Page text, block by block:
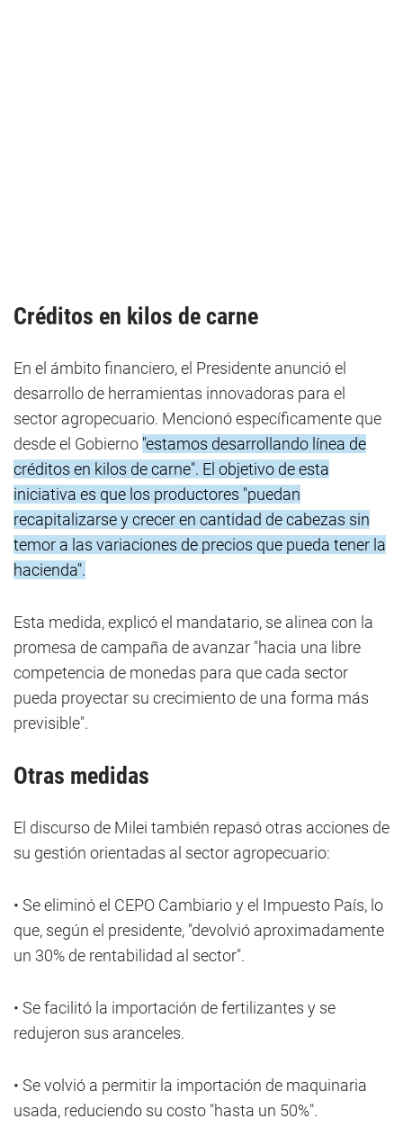
Créditos en kilos de carne
En el ámbito financiero, el Presidente anunció el
desarrollo de herramientas innovadoras para el
sector agropecuario. Mencionó específicamente que
desde el Gobierno "estamos desarrollando línea de
créditos en kilos de carne". El objetivo de esta
iniciativa es que los productores "puedan
recapitalizarse y crecer en cantidad de cabezas sin
temor a las variaciones de precios que pueda tener la
hacienda".
Esta medida, explicó el mandatario, se alinea con la
promesa de campaña de avanzar "hacia una libre
competencia de monedas para que cada sector
pueda proyectar su crecimiento de una forma más
previsible".
Otras medidas
El discurso de Milei también repasó otras acciones de
su gestión orientadas al sector agropecuario:
• Se eliminó el CEPO Cambiario y el Impuesto País, lo
que, según el presidente, "devolvió aproximadamente
un 30% de rentabilidad al sector".
• Se facilitó la importación de fertilizantes y se
redujeron sus aranceles.
• Se volvió a permitir la importación de maquinaria
usada, reduciendo su costo "hasta un 50%".